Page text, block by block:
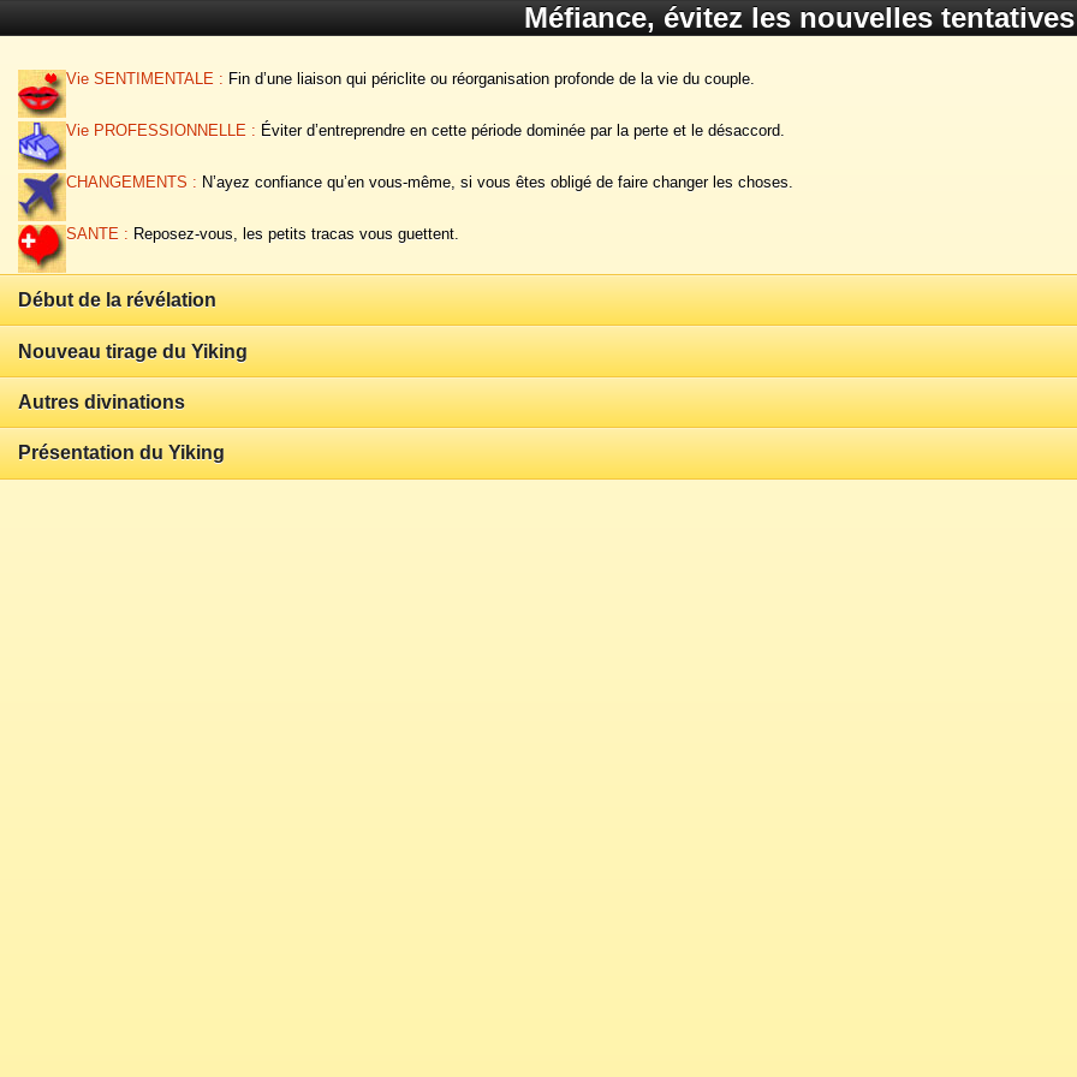
Méfiance, évitez les nouvelles
Vie SENTIMENTALE : Fin d’une liaison qui périclite ou réorganisation profonde de la vie du couple.
Vie PROFESSIONNELLE : Éviter d’entreprendre en cette période dominée par la perte et le désaccord.
CHANGEMENTS : N’ayez confiance qu’en vous-même, si vous êtes obligé de faire changer les choses.
SANTE : Reposez-vous, les petits tracas vous guettent.
Début de la révélation
Nouveau tirage du Yiking
Autres divinations
Présentation du Yiking